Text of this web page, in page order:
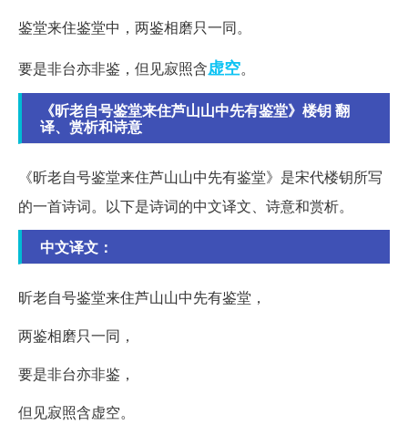
鉴堂来住鉴堂中，两鉴相磨只一同。
要是非台亦非鉴，但见寂照含虚空。
《昕老自号鉴堂来住芦山山中先有鉴堂》楼钥 翻
译、赏析和诗意
《昕老自号鉴堂来住芦山山中先有鉴堂》是宋代楼钥所写
的一首诗词。以下是诗词的中文译文、诗意和赏析。
中文译文：
昕老自号鉴堂来住芦山山中先有鉴堂，
两鉴相磨只一同，
要是非台亦非鉴，
但见寂照含虚空。